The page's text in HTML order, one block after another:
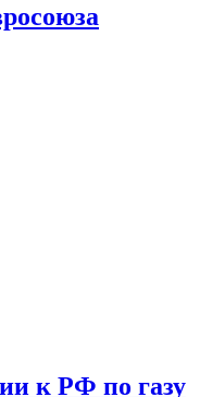
к РФ по газу